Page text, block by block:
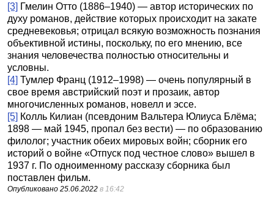
[3] Гмелин Отто (1886–1940) — автор исторических по
духу романов, действие которых происходит на закате
средневековья; отрицал всякую возможность познания
объективной истины, поскольку, по его мнению, все
знания человечества полностью относительны и
условны.
[4] Тумлер Франц (1912–1998) — очень популярный в
свое время австрийский поэт и прозаик, автор
многочисленных романов, новелл и эссе.
[5] Колль Килиан (псевдоним Вальтера Юлиуса Блёма;
1898 — май 1945, пропал без вести) — по образованию
филолог; участник обеих мировых войн; сборник его
историй о войне «Отпуск под честное слово» вышел в
1937 г. По одноименному рассказу сборника был
поставлен фильм.
Опубликовано 25.06.2022 в 16:42